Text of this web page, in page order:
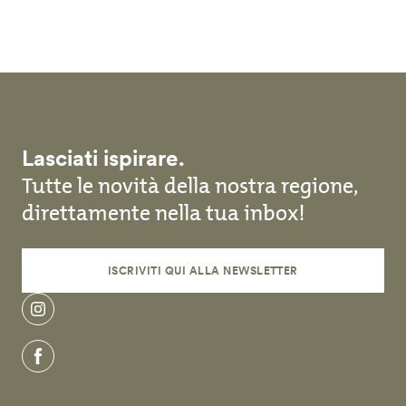
Lasciati ispirare.
Tutte le novità della nostra regione,
direttamente nella tua inbox!
ISCRIVITI QUI ALLA NEWSLETTER
instagram
facebook